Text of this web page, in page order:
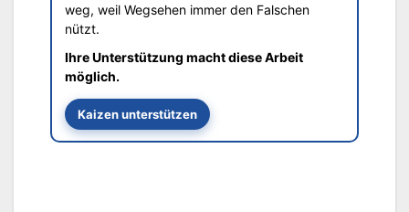
weg, weil Wegsehen immer den Falschen
nützt.
Ihre Unterstützung macht diese Arbeit
möglich.
Kaizen unterstützen